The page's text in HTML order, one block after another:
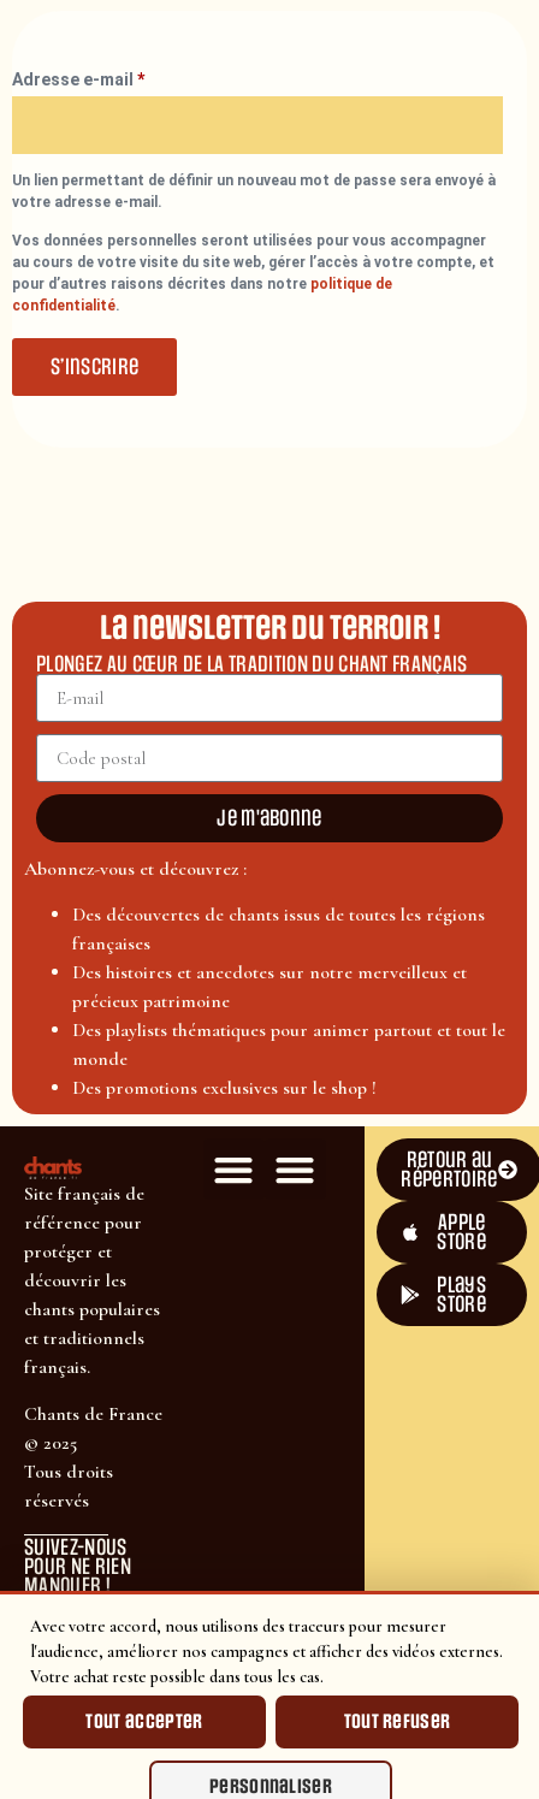
Avec votre accord, nous utilisons des traceurs pour mesurer
l'audience, améliorer nos campagnes et afficher des vidéos externes.
Votre achat reste possible dans tous les cas.
Tout accepter Tout refuser
Personnaliser
Adresse e-mail *
Un lien permettant de définir un nouveau mot de passe sera envoyé à
votre adresse e-mail.
Vos données personnelles seront utilisées pour vous accompagner
au cours de votre visite du site web, gérer l’accès à votre compte, et
pour d’autres raisons décrites dans notre politique de
confidentialité.
S’inscrire
La newsletter du terroir !
PLONGEZ AU CŒUR DE LA TRADITION DU CHANT FRANÇAIS
Je m'abonne
Abonnez-vous et découvrez :
Des découvertes de chants issus de toutes les régions
françaises
Des histoires et anecdotes sur notre merveilleux et
précieux patrimoine
Des playlists thématiques pour animer partout et tout le
monde
Des promotions exclusives sur le shop !
Site français de
référence pour
protéger et
découvrir les
chants populaires
et traditionnels
français.
Chants de France
© 2025
Tous droits
réservés
SUIVEZ-NOUS
POUR NE RIEN
MANQUER !
Retour au
répertoire
Apple
Store
plays
store